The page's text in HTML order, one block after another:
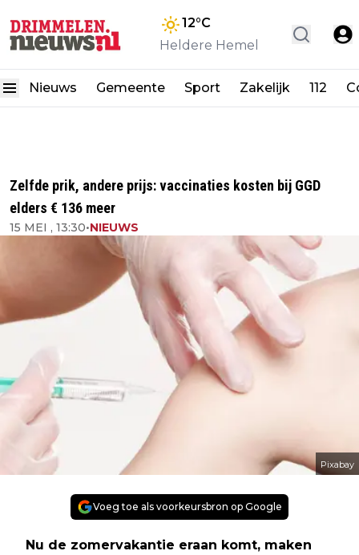
12°C
Heldere Hemel
Nieuws Gemeente Sport Zakelijk 112
Zelfde prik, andere prijs: vaccinaties kosten bij GGD
elders € 136 meer
15 MEI , 13:30•NIEUWS
Pixabay
Voeg toe als voorkeursbron op Google
Nu de zomervakantie eraan komt, maken